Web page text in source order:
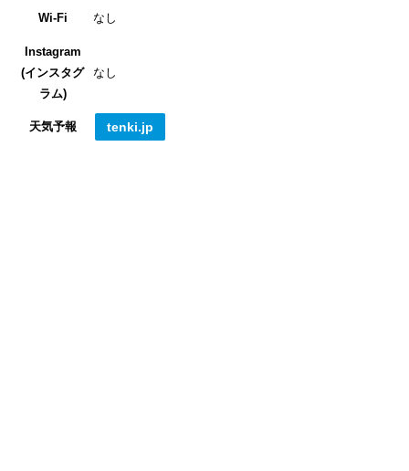
Wi-Fi なし
Instagram
(インスタグ
ラム)
なし
天気予報 tenki.jp